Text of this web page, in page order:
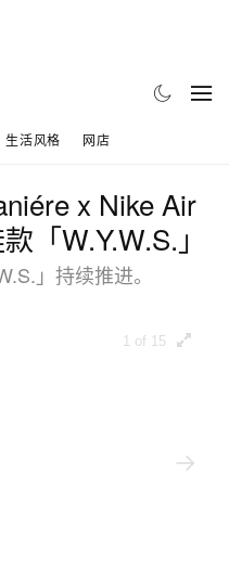
生活风格 网店
x Nike Air
「W.Y.W.S.」
」持续推进。
1 of 15